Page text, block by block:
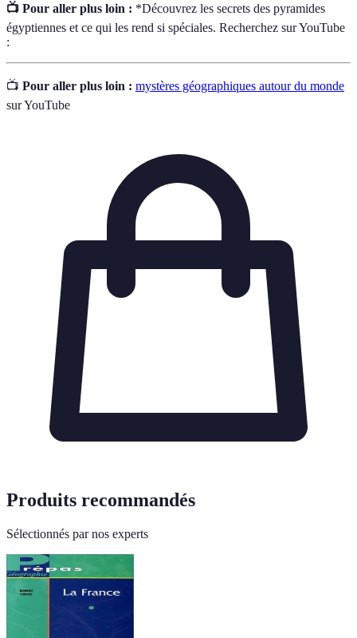
📺 Pour aller plus loin : *Découvrez les secrets des pyramides
égyptiennes et ce qui les rend si spéciales. Recherchez sur YouTube
:
📺 Pour aller plus loin : mystères géographiques autour du monde
sur YouTube
Produits recommandés
Sélectionnés par nos experts